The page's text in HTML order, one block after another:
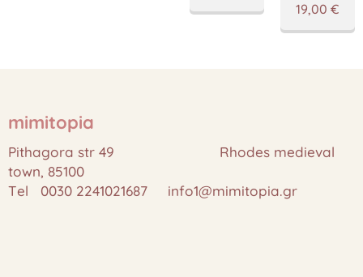
19,00 €
mimitopia
Pithagora str 49 Rhodes medieval
town, 85100
Tel 0030 2241021687 info1@mimitopia.gr